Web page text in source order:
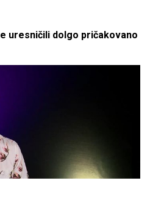
uresničili dolgo pričakovano